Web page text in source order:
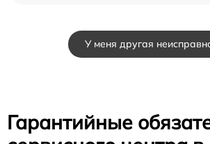
У меня другая
Гарантийные